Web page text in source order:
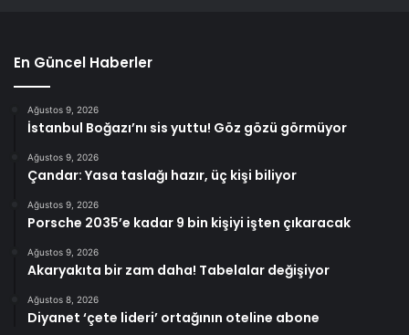
En Güncel Haberler
Ağustos 9, 2026
İstanbul Boğazı’nı sis yuttu! Göz gözü görmüyor
Ağustos 9, 2026
Çandar: Yasa taslağı hazır, üç kişi biliyor
Ağustos 9, 2026
Porsche 2035’e kadar 9 bin kişiyi işten çıkaracak
Ağustos 9, 2026
Akaryakıta bir zam daha! Tabelalar değişiyor
Ağustos 8, 2026
Diyanet ‘çete lideri’ ortağının oteline abone